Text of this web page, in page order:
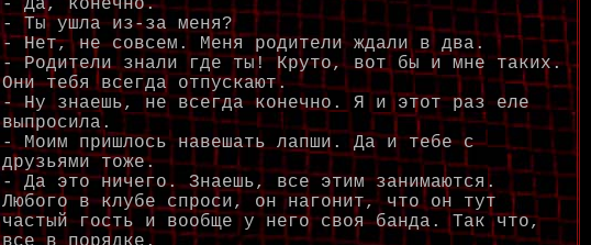
- Да, конечно.
- Ты ушла из-за меня?
- Нет, не совсем. Меня родители ждали в два.
- Родители знали где ты! Круто, вот бы и мне таких.
Они тебя всегда отпускают.
- Ну знаешь, не всегда конечно. Я и этот раз еле
выпросила.
- Моим пришлось навешать лапши. Да и тебе с
друзьями тоже.
- Да это ничего. Знаешь, все этим занимаются.
Любого в клубе спроси, он нагонит, что он тут
частый гость и вообще у него своя банда. Так что,